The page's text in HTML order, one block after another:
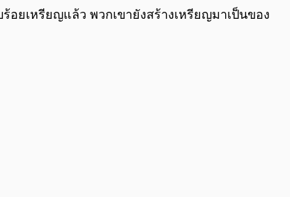
ร้อยเหรียญแล้ว พวกเขายังสร้างเหรียญมาเป็นของ